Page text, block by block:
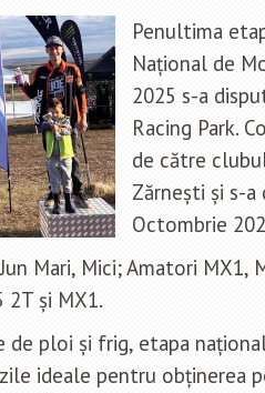
Penultima
Național de
2025 s-a
Racing Park.
de către
Zărnești și s-
Octombrie
Mari, Mici; Amatori MX1,
2T și MX1.
de ploi și frig, etapa
ideale pentru obținerea